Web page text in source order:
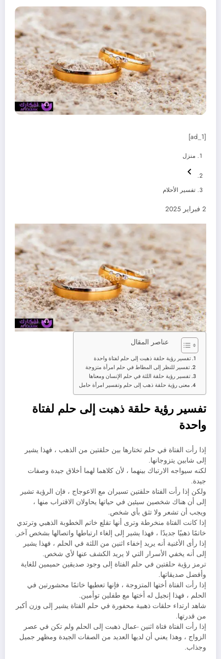
[ad_1]
منزل
تفسير الأحلام
2 فبراير 2025
عناصر المقال
تفسير رؤية حلقة ذهبت إلى حلم لفتاة واحدة
تفسير للنظر إلى المطاط في حلم امرأة متزوجة
تفسير رؤية حلقة اللثة في حلم الإنسان ومعناها
معنى رؤية حلقة ذهب إلى حلم وتفسير امرأة حامل
تفسير رؤية حلقة ذهبت إلى حلم لفتاة
واحدة
إذا رأت الفتاة في حلم تختارها بين حلقتين من الذهب ، فهذا يشير
إلى شابين يتزوجانها.
لكنه سيواجه الارتباك بينهما ، لأن كلاهما لهما أخلاق جيدة وصفات
جيدة.
ولكن إذا رأت الفتاة حلقتين تسيران مع الاعوجاج ، فإن الرؤية تشير
إلى أن هناك شخصين سيئين في حياتها يحاولان الاقتراب منها ،
ويجب أن تشعر ولا تثق بأي شخص.
إذا كانت الفتاة منخرطة وترى أنها تقلع خاتم الخطوبة الذهبي وترتدي
خاتمًا ذهبيًا جديدًا ، فهذا يشير إلى إلغاء ارتباطها واتصالها بشخص آخر.
إذا رأى الأغنية أنه يريد إخفاء اثنين من اللثة في الحلم ، فهذا يشير
إلى أنه يخفي الأسرار التي لا يريد الكشف عنها لأي شخص.
ترمز رؤية حلقتين في حلم الفتاة إلى وجود صديقين حميمين للغاية
وأفضل صديقاتها.
إذا رأت الفتاة أختها المتزوجة ، فإنها تعطيها خاتمًا محشورتين في
الحلم ، فهذا إنجيل له أختها مع طفلين توأمين.
شاهد ارتداء حلقات ذهبية محفورة في حلم الفتاة يشير إلى وزن أكبر
من قدرتها.
إذا رأت الفتاة فتاة اثنين -عمال ذهبت إلى الحلم ولم تكن في عصر
الزواج ، وهذا يعني أن لديها العديد من الصفات الجيدة ومظهر جميل
وجذاب.